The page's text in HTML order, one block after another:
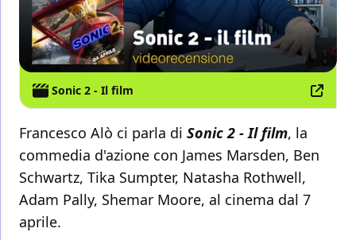
Sonic 2 - Il film
Francesco Alò ci parla di Sonic 2 - Il film, la
commedia d'azione con James Marsden, Ben
Schwartz, Tika Sumpter, Natasha Rothwell,
Adam Pally, Shemar Moore, al cinema dal 7
aprile.